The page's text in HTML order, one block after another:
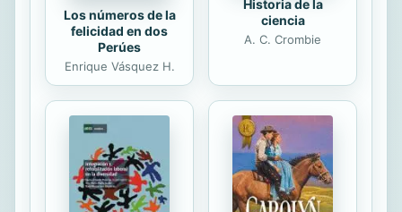
Los números de la
felicidad en dos
Perúes
Enrique Vásquez H.
Historia de la
ciencia
A. C. Crombie